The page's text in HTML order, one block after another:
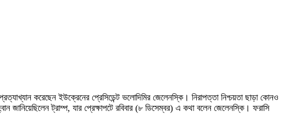
করেছেন ইউক্রেনের প্রেসিডেন্ট ভলোদিমির জেলেনস্কি। নিরাপত্তা নিশ্চয়তা ছাড়া কোনও
ট্রাম্প, যার প্রেক্ষাপটে রবিবার (৮ ডিসেম্বর) এ কথা বলেন জেলেনস্কি। ফরাসি